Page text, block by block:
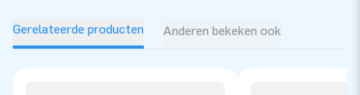
Gerelateerde producten Anderen bekeken ook